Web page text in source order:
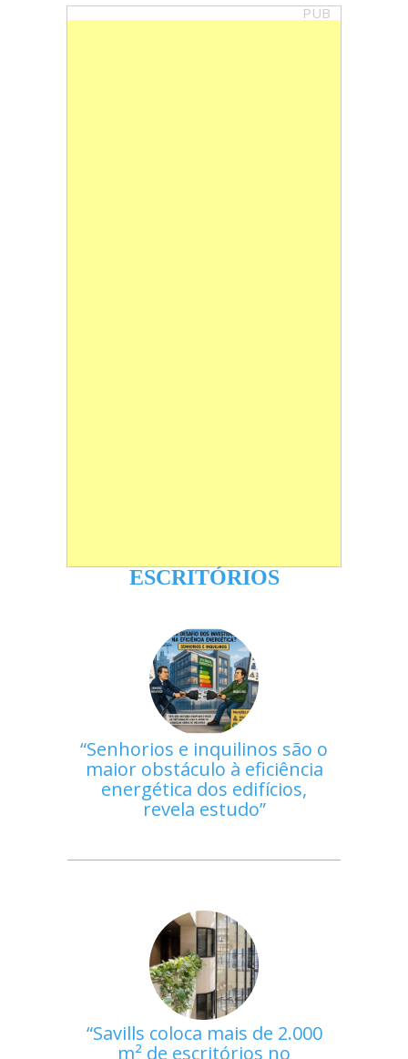
PUB
ESCRITÓRIOS
Senhorios e inquilinos são o
maior obstáculo à eficiência
energética dos edifícios,
revela estudo
Savills coloca mais de 2.000
m² de escritórios no